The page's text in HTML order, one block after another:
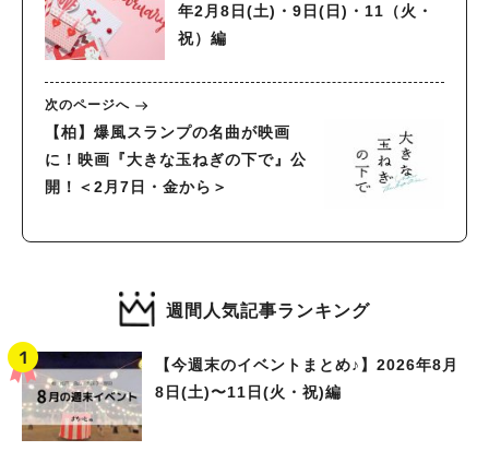
年2月8日(土)・9日(日)・11（火・
祝）編
次のページへ
【柏】爆風スランプの名曲が映画
に！映画『大きな玉ねぎの下で』公
開！＜2月7日・金から＞
週間人気記事ランキング
【今週末のイベントまとめ♪】2026年8月
8日(土)〜11日(火・祝)編